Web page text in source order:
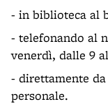
- in biblioteca al
- telefonando al
venerdì, dalle 9
- direttamente
personale.